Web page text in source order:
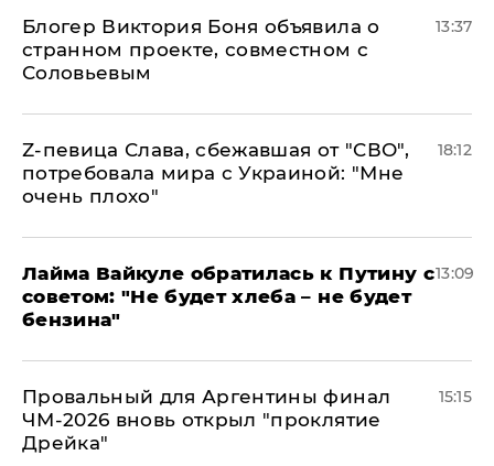
Блогер Виктория Боня объявила о
странном проекте, совместном с
Соловьевым
13:37
Z-певица Слава, сбежавшая от "СВО",
потребовала мира с Украиной: "Мне
очень плохо"
18:12
Лайма Вайкуле обратилась к Путину с
советом: "Не будет хлеба – не будет
бензина"
13:09
Провальный для Аргентины финал
ЧМ-2026 вновь открыл "проклятие
Дрейка"
15:15